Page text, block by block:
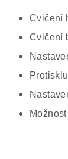
Cvičení
Cvičení